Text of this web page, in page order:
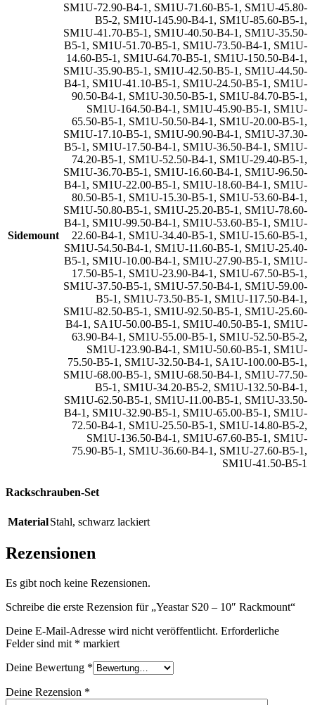
Sidemount
SM1U-72.90-B4-1 , SM1U-71.60-B5-1 , SM1U-45.80-
B5-2, SM1U-145.90-B4-1 , SM1U-85.60-B5-1 ,
SM1U-41.70-B5-1 , SM1U-40.50-B4-1 , SM1U-35.50-
B5-1 , SM1U-51.70-B5-1 , SM1U-73.50-B4-1 , SM1U-
14.60-B5-1 , SM1U-64.70-B5-1 , SM1U-150.50-B4-1 ,
SM1U-35.90-B5-1 , SM1U-42.50-B5-1 , SM1U-44.50-
B4-1 , SM1U-41.10-B5-1 , SM1U-24.50-B5-1 , SM1U-
90.50-B4-1 , SM1U-30.50-B5-1 , SM1U-84.70-B5-1 ,
SM1U-164.50-B4-1 , SM1U-45.90-B5-1 , SM1U-
65.50-B5-1 , SM1U-50.50-B4-1 , SM1U-20.00-B5-1 ,
SM1U-17.10-B5-1 , SM1U-90.90-B4-1 , SM1U-37.30-
B5-1 , SM1U-17.50-B4-1 , SM1U-36.50-B4-1 , SM1U-
74.20-B5-1 , SM1U-52.50-B4-1 , SM1U-29.40-B5-1 ,
SM1U-36.70-B5-1 , SM1U-16.60-B4-1 , SM1U-96.50-
B4-1 , SM1U-22.00-B5-1 , SM1U-18.60-B4-1 , SM1U-
80.50-B5-1 , SM1U-15.30-B5-1 , SM1U-53.60-B4-1 ,
SM1U-50.80-B5-1 , SM1U-25.20-B5-1 , SM1U-78.60-
B4-1 , SM1U-99.50-B4-1 , SM1U-53.60-B5-1 , SM1U-
22.60-B4-1 , SM1U-34.40-B5-1 , SM1U-15.60-B5-1 ,
SM1U-54.50-B4-1 , SM1U-11.60-B5-1 , SM1U-25.40-
B5-1 , SM1U-10.00-B4-1 , SM1U-27.90-B5-1 , SM1U-
17.50-B5-1 , SM1U-23.90-B4-1 , SM1U-67.50-B5-1 ,
SM1U-37.50-B5-1 , SM1U-57.50-B4-1 , SM1U-59.00-
B5-1 , SM1U-73.50-B5-1 , SM1U-117.50-B4-1 ,
SM1U-82.50-B5-1 , SM1U-92.50-B5-1 , SM1U-25.60-
B4-1 , SA1U-50.00-B5-1 , SM1U-40.50-B5-1 , SM1U-
63.90-B4-1 , SM1U-55.00-B5-1 , SM1U-52.50-B5-2,
SM1U-123.90-B4-1 , SM1U-50.60-B5-1 , SM1U-
75.50-B5-1 , SM1U-32.50-B4-1 , SA1U-100.00-B5-1 ,
SM1U-68.00-B5-1 , SM1U-68.50-B4-1 , SM1U-77.50-
B5-1 , SM1U-34.20-B5-2, SM1U-132.50-B4-1 ,
SM1U-62.50-B5-1 , SM1U-11.00-B5-1 , SM1U-33.50-
B4-1 , SM1U-32.90-B5-1 , SM1U-65.00-B5-1 , SM1U-
72.50-B4-1 , SM1U-25.50-B5-1 , SM1U-14.80-B5-2,
SM1U-136.50-B4-1 , SM1U-67.60-B5-1 , SM1U-
75.90-B5-1 , SM1U-36.60-B4-1 , SM1U-27.60-B5-1 ,
SM1U-41.50-B5-1
Rackschrauben-Set
MaterialStahl, schwarz lackiert
Rezensionen
Es gibt noch keine Rezensionen.
Schreibe die erste Rezension für „Yeastar S20 – 10″ Rackmount“
Deine E-Mail-Adresse wird nicht veröffentlicht. Erforderliche
Felder sind mit * markiert
Deine Bewertung *
Deine Rezension *